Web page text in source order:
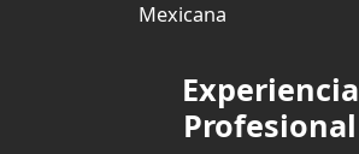
Mexicana
Experiencia
Profesional